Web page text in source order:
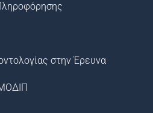
στην Έρευνα